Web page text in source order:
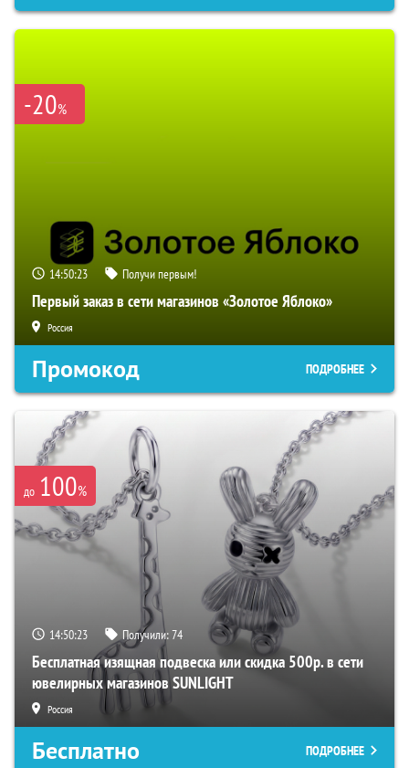
-20%
14:50:22 Получи первым!
Первый заказ в сети магазинов «Золотое Яблоко»
Россия
Промокод ПОДРОБНЕЕ
до 100%
14:50:22 Получили:74
Бесплатная изящная подвеска или скидка 500р. в сети
ювелирных магазинов SUNLIGHT
Россия
Бесплатно ПОДРОБНЕЕ